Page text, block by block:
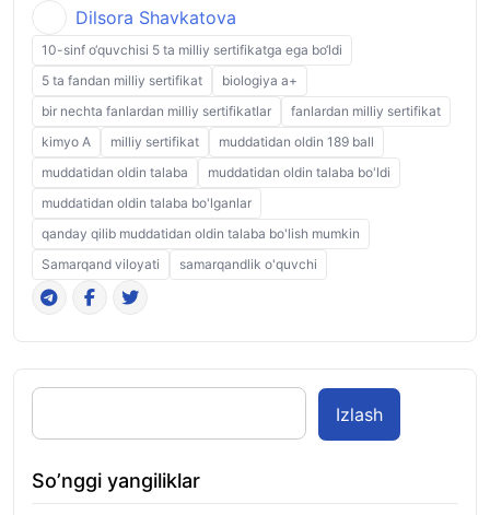
Dilsora Shavkatova
10-sinf o‘quvchisi 5 ta milliy sertifikatga ega bo‘ldi
5 ta fandan milliy sertifikat
biologiya a+
bir nechta fanlardan milliy sertifikatlar
fanlardan milliy sertifikat
kimyo A
milliy sertifikat
muddatidan oldin 189 ball
muddatidan oldin talaba
muddatidan oldin talaba bo'ldi
muddatidan oldin talaba bo'lganlar
qanday qilib muddatidan oldin talaba bo'lish mumkin
Samarqand viloyati
samarqandlik o'quvchi
Izlash
So’nggi yangiliklar